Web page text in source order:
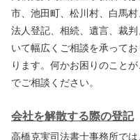
市、池田町、松川村、白馬
法人登記、相続、遺言、裁
いて幅広くご相談を承って
ります。何かお困りのこと
でご相談ください。
会社を解散する際の登記
高橋克実司法書士事務所では